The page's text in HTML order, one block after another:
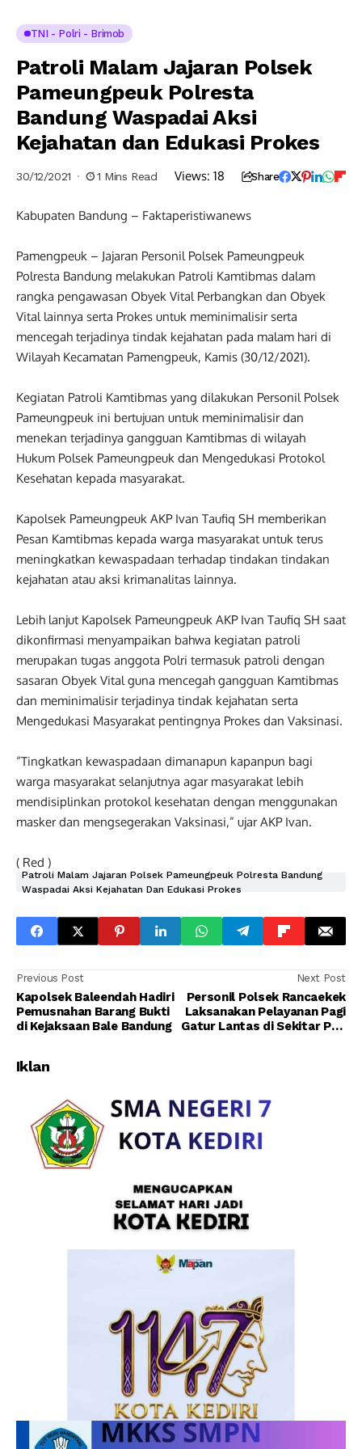
TNI - Polri - Brimob
Patroli Malam Jajaran Polsek
Pameungpeuk Polresta
Bandung Waspadai Aksi
Kejahatan dan Edukasi Prokes
30/12/2021 1 Mins Read Views: 18 Share
Kabupaten Bandung – Faktaperistiwanews
Pamengpeuk – Jajaran Personil Polsek Pameungpeuk
Polresta Bandung melakukan Patroli Kamtibmas dalam
rangka pengawasan Obyek Vital Perbangkan dan Obyek
Vital lainnya serta Prokes untuk meminimalisir serta
mencegah terjadinya tindak kejahatan pada malam hari di
Wilayah Kecamatan Pamengpeuk, Kamis (30/12/2021).
Kegiatan Patroli Kamtibmas yang dilakukan Personil Polsek
Pameungpeuk ini bertujuan untuk meminimalisir dan
menekan terjadinya gangguan Kamtibmas di wilayah
Hukum Polsek Pameungpeuk dan Mengedukasi Protokol
Kesehatan kepada masyarakat.
Kapolsek Pameungpeuk AKP Ivan Taufiq SH memberikan
Pesan Kamtibmas kepada warga masyarakat untuk terus
meningkatkan kewaspadaan terhadap tindakan tindakan
kejahatan atau aksi krimanalitas lainnya.
Lebih lanjut Kapolsek Pameungpeuk AKP Ivan Taufiq SH saat
dikonfirmasi menyampaikan bahwa kegiatan patroli
merupakan tugas anggota Polri termasuk patroli dengan
sasaran Obyek Vital guna mencegah gangguan Kamtibmas
dan meminimalisir terjadinya tindak kejahatan serta
Mengedukasi Masyarakat pentingnya Prokes dan Vaksinasi.
“Tingkatkan kewaspadaan dimanapun kapanpun bagi
warga masyarakat selanjutnya agar masyarakat lebih
mendisiplinkan protokol kesehatan dengan menggunakan
masker dan mengsegerakan Vaksinasi,” ujar AKP Ivan.
( Red )
Patroli Malam Jajaran Polsek Pameungpeuk Polresta Bandung
Waspadai Aksi Kejahatan Dan Edukasi Prokes
Previous Post
Kapolsek Baleendah Hadiri
Pemusnahan Barang Bukti
di Kejaksaan Bale Bandung
Next Post
Personil Polsek Rancaekek
Laksanakan Pelayanan Pagi
Gatur Lantas di Sekitar Pos
Iklan